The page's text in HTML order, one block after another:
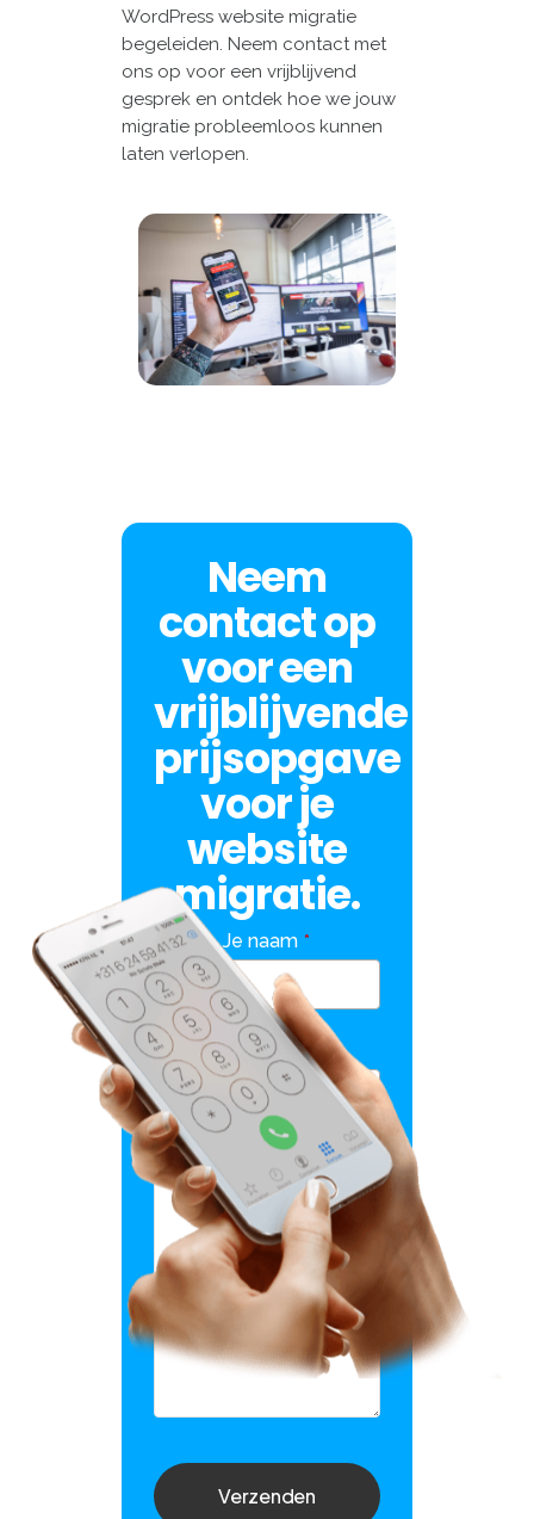
WordPress website migratie
begeleiden. Neem contact met
ons op voor een vrijblijvend
gesprek en ontdek hoe we jouw
migratie probleemloos kunnen
laten verlopen.
Neem
contact op
voor een
vrijblijvende
prijsopgave
voor je
website
migratie.
Je naam *
E-mailadres *
Bericht
Verzenden